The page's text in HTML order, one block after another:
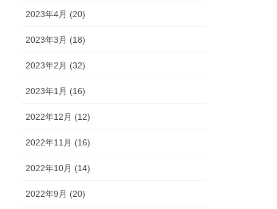
2023年4月 (20)
2023年3月 (18)
2023年2月 (32)
2023年1月 (16)
2022年12月 (12)
2022年11月 (16)
2022年10月 (14)
2022年9月 (20)